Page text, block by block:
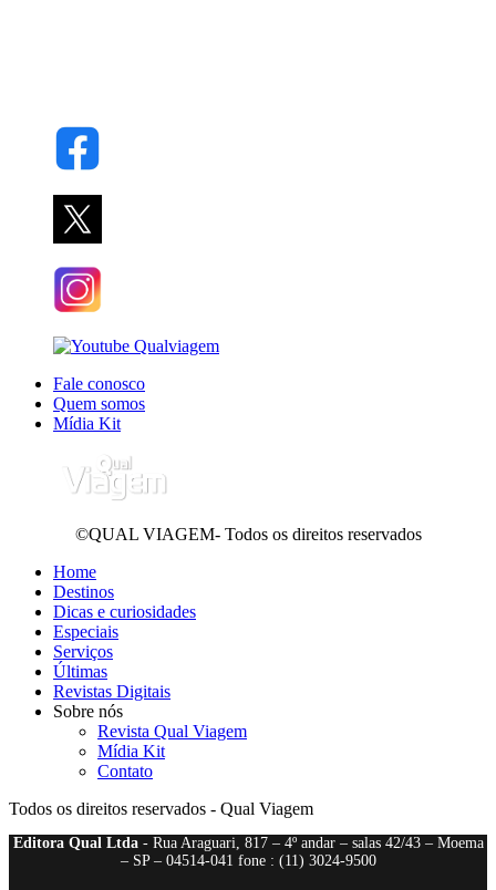
Fale conosco
Quem somos
Mídia Kit
©QUAL VIAGEM- Todos os direitos reservados
Home
Destinos
Dicas e curiosidades
Especiais
Serviços
Últimas
Revistas Digitais
Sobre nós
Revista Qual Viagem
Mídia Kit
Contato
Todos os direitos reservados - Qual Viagem
Editora Qual Ltda- Rua Araguari, 817 – 4º andar – salas 42/43 – Moema
– SP – 04514-041 fone : (11) 3024-9500